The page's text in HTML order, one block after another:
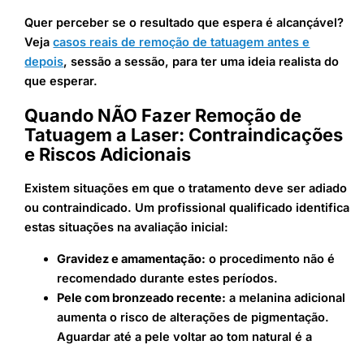
Quer perceber se o resultado que espera é alcançável?
Vejacasos reais de remoção de tatuagem antes e
depois, sessão a sessão, para ter uma ideia realista do
que esperar.
Quando NÃO Fazer Remoção de
Tatuagem a Laser: Contraindicações
e Riscos Adicionais
Existem situações em que o tratamento deve ser adiado
ou contraindicado. Um profissional qualificado identifica
estas situações na avaliação inicial:
Gravidez e amamentação: o procedimento não é
recomendado durante estes períodos.
Pele com bronzeado recente: a melanina adicional
aumenta o risco de alterações de pigmentação.
Aguardar até a pele voltar ao tom natural é a